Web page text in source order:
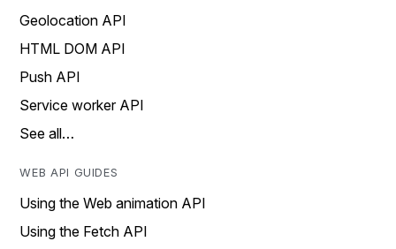
Geolocation API
HTML DOM API
Push API
Service worker API
See all…
WEB API GUIDES
Using the Web animation API
Using the Fetch API